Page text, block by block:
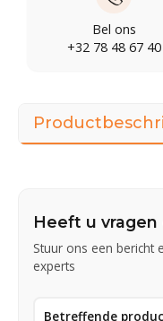
Bel ons
+32 78 48 67 40
Heeft u
Stuur ons een bericht
experts
Betreffende